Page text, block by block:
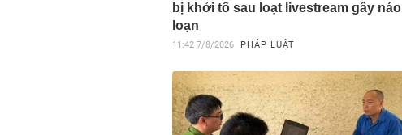
bị khởi tố sau loạt livestream gây náo
loạn
11:42 7/8/2026 PHÁP LUẬT